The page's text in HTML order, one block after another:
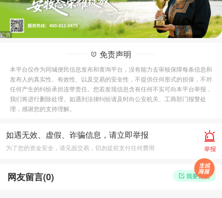
免责声明
本平台仅作为同城便民信息发布和查询平台，没有能力去审核保障每条信息和
发布人的真实性、有效性、以及交易的安全性，不提供任何形式的担保，不对
任何产生的纠纷承担连带责任。您若发现信息含有任何不实可向本平台举报，
我们将进行删除处理。如遇到法律纠纷请及时向公安机关、工商部门报警处
理，感谢您的支持理解。
如遇无效、虚假、诈骗信息，请立即举报
为了您的资金安全，请见面交易，切勿提前支付任何费用 举报
网友留言(0) 我要留言